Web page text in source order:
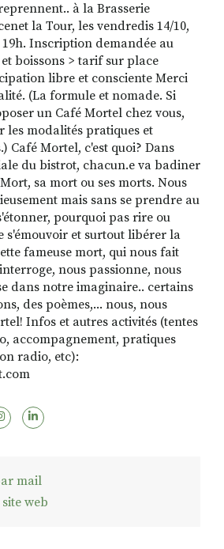
à la Brasserie
la Tour, les vendredis 14/10,
19h. Inscription demandée au
et boissons > tarif sur place
libre et consciente Merci
(La formule et nomade. Si
un Café Mortel chez vous,
les modalités pratiques et
Café Mortel, c'est quoi? Dans
du bistrot, chacun.e va badiner
sa mort ou ses morts. Nous
mais sans se prendre au
pourquoi pas rire ou
s'émouvoir et surtout libérer la
fameuse mort, qui nous fait
nous passionne, nous
dans notre imaginaire.. certains
des poèmes,... nous, nous
Infos et autres activités (tentes
accompagnement, pratiques
radio, etc):
mail
web